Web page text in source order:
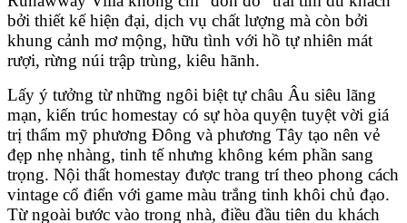
bởi thiết kế hiện đại, dịch vụ chất lượng mà còn bởi
khung cảnh mơ mộng, hữu tình với hồ tự nhiên mát
rượi, rừng núi trập trùng, kiêu hãnh.
Lấy ý tưởng từ những ngôi biệt tự châu Âu siêu lãng
mạn, kiến trúc homestay có sự hòa quyện tuyệt vời giá
trị thẩm mỹ phương Đông và phương Tây tạo nên vẻ
đẹp nhẹ nhàng, tinh tế nhưng không kém phần sang
trọng. Nội thất homestay được trang trí theo phong cách
vintage cổ điển với game màu trắng tinh khôi chủ đạo.
Từ ngoài bước vào trong nhà, điều đầu tiên du khách